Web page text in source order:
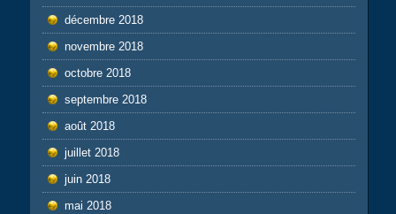
décembre 2018
novembre 2018
octobre 2018
septembre 2018
août 2018
juillet 2018
juin 2018
mai 2018